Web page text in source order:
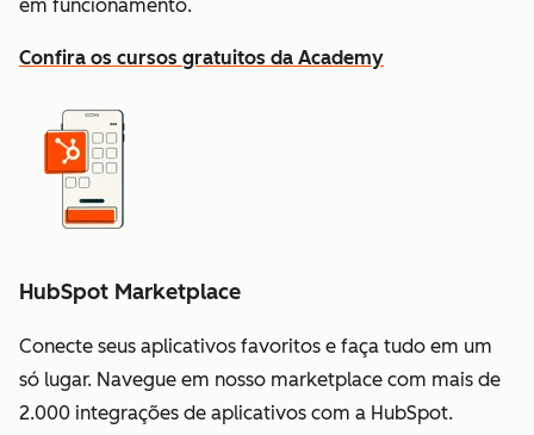
em funcionamento.
Confira os cursos gratuitos da Academy
HubSpot Marketplace
Conecte seus aplicativos favoritos e faça tudo em um
só lugar. Navegue em nosso marketplace com mais de
2.000 integrações de aplicativos com a HubSpot.